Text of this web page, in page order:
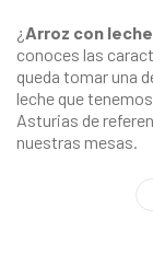
¿ Arroz con
conoces las
queda tomar una
leche que
Asturias de
nuestras mesas.